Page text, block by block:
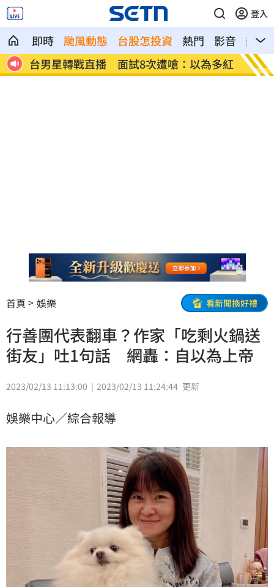
登入
即時 颱風動態 台股怎投資 熱門 影音
熱搜
金
台男星轉戰直播 面試8次遭嗆：以為多紅
小說
金
首頁 娛樂 看新聞換好禮
行善團代表翻車？作家「吃剩火鍋送
街友」吐1句話 網轟：自以為上帝
2023/02/13 11:13:00 2023/02/13 11:24:44 更新
娛樂中心／綜合報導